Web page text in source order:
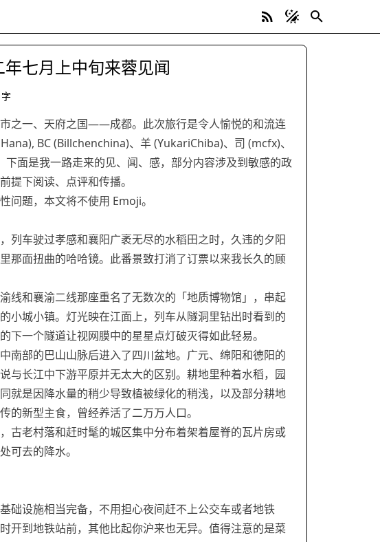
七月上中旬来蓉见闻
字
之一、天府之国——成都。此次旅行是令人愉悦的和流连
BC (Billchenchina)、羊 (YukariChiba)、司 (mcfx)、
面是我一路走来的见、闻、感，部分内容涉及到敏感的政
提下阅读、点评和传播。
问题，本文将不使用 Emoji。
列车驶过孝感和襄阳广袤无尽的水稻田之时，久违的夕阳
那面扭曲的哈哈镜。此番景致打消了订票以来我长久的顾
线和襄渝二线那座重名了无数次的「地质博物馆」，串起
小城小镇。灯光映在江面上，列车从隧洞里钻出时看到的
下一个隧道让视网膜中的星星点灯破灭得如此轻易。
南部的巴山山脉后进入了四川盆地。广元、绵阳和德阳的
与长江中下游平原并无太大的区别。耕地里种着水稻，园
就是因降水量的稍少导致植被绿化的稍浅，以及部分耕地
新型主食，曾经养活了二万万人口。
古老村落和赶时髦的城区集中分布着架着屋脊的瓦片房或
可去的降水。
础设施相当完备，不用担心夜间赶不上公交车或者地铁
到地铁站前，其他比起你沪来也无异。值得注意的是菜